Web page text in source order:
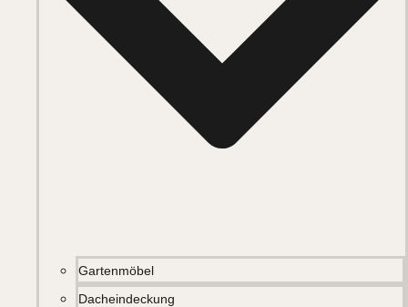
Gartenmöbel
Dacheindeckung